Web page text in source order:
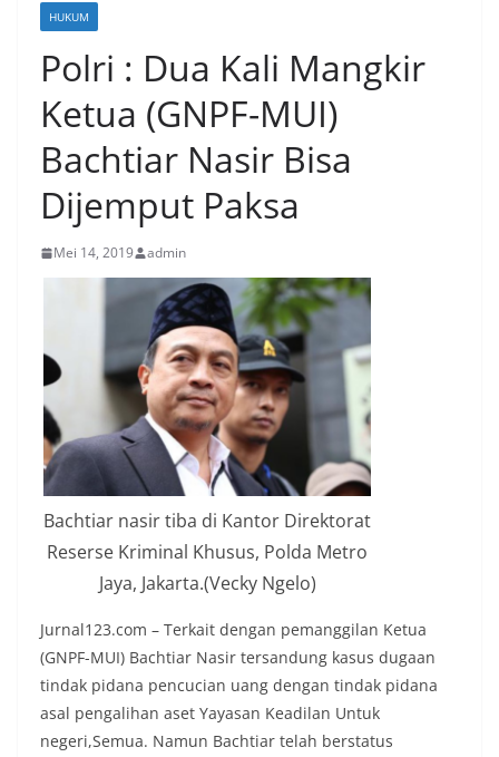
HUKUM
Polri : Dua Kali Mangkir
Ketua (GNPF-MUI)
Bachtiar Nasir Bisa
Dijemput Paksa
Mei 14, 2019 admin
Bachtiar nasir tiba di Kantor Direktorat
Reserse Kriminal Khusus, Polda Metro
Jaya, Jakarta.(Vecky Ngelo)
Jurnal123.com – Terkait dengan pemanggilan Ketua
(GNPF-MUI) Bachtiar Nasir tersandung kasus dugaan
tindak pidana pencucian uang dengan tindak pidana
asal pengalihan aset Yayasan Keadilan Untuk
negeri,Semua. Namun Bachtiar telah berstatus